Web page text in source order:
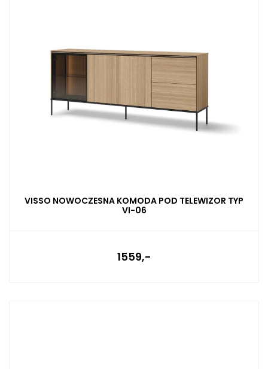
VISSO NOWOCZESNA KOMODA POD TELEWIZOR TYP
VI-06
1559,-